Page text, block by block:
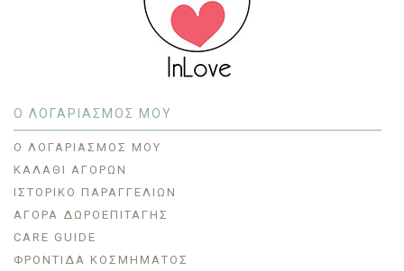
Ο ΛΟΓΑΡΙΑΣΜΟΣ ΜΟΥ
O ΛΟΓΑΡΙΑΣΜΌΣ ΜΟΥ
ΚΑΛΆΘΙ ΑΓΟΡΏΝ
ΙΣΤΟΡΙΚΌ ΠΑΡΑΓΓΕΛΙΏΝ
ΑΓΟΡΆ ΔΩΡΟΕΠΙΤΑΓΉΣ
CARE GUIDE
ΦΡΟΝΤΊΔΑ ΚΟΣΜΉΜΑΤΟΣ